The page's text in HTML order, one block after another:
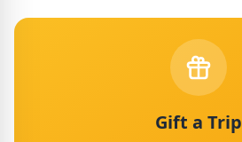
Gift a Trip